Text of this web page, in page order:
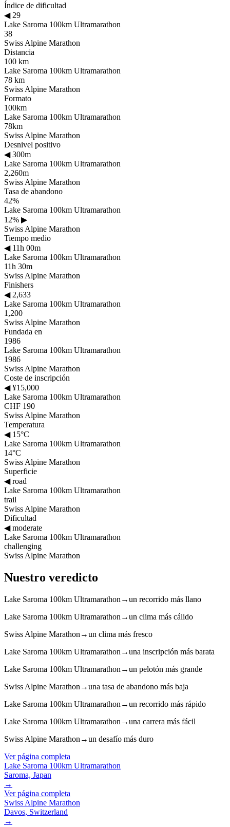
Índice de dificultad
◀29
Lake Saroma 100km Ultramarathon
38
Swiss Alpine Marathon
Distancia
100 km
Lake Saroma 100km Ultramarathon
78 km
Swiss Alpine Marathon
Formato
100km
Lake Saroma 100km Ultramarathon
78km
Swiss Alpine Marathon
Desnivel positivo
◀300m
Lake Saroma 100km Ultramarathon
2,260m
Swiss Alpine Marathon
Tasa de abandono
42%
Lake Saroma 100km Ultramarathon
12% ▶
Swiss Alpine Marathon
Tiempo medio
◀11h 00m
Lake Saroma 100km Ultramarathon
11h 30m
Swiss Alpine Marathon
Finishers
◀2,633
Lake Saroma 100km Ultramarathon
1,200
Swiss Alpine Marathon
Fundada en
1986
Lake Saroma 100km Ultramarathon
1986
Swiss Alpine Marathon
Coste de inscripción
◀¥15,000
Lake Saroma 100km Ultramarathon
CHF 190
Swiss Alpine Marathon
Temperatura
◀15°C
Lake Saroma 100km Ultramarathon
14°C
Swiss Alpine Marathon
Superficie
◀road
Lake Saroma 100km Ultramarathon
trail
Swiss Alpine Marathon
Dificultad
◀moderate
Lake Saroma 100km Ultramarathon
challenging
Swiss Alpine Marathon
Nuestro veredicto
Lake Saroma 100km Ultramarathon →un recorrido más llano
Lake Saroma 100km Ultramarathon →un clima más cálido
Swiss Alpine Marathon →un clima más fresco
Lake Saroma 100km Ultramarathon →una inscripción más barata
Lake Saroma 100km Ultramarathon →un pelotón más grande
Swiss Alpine Marathon →una tasa de abandono más baja
Lake Saroma 100km Ultramarathon →un recorrido más rápido
Lake Saroma 100km Ultramarathon →una carrera más fácil
Swiss Alpine Marathon →un desafío más duro
Ver página completa
Lake Saroma 100km Ultramarathon
Saroma, Japan
→
Ver página completa
Swiss Alpine Marathon
Davos, Switzerland
→